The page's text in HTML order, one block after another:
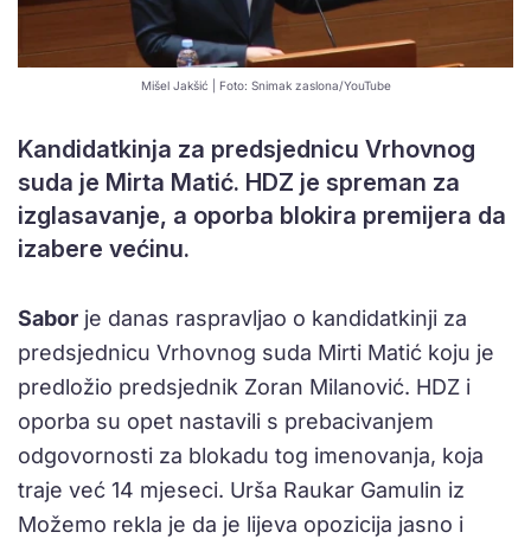
Mišel Jakšić | Foto: Snimak zaslona/YouTube
Kandidatkinja za predsjednicu Vrhovnog
suda je Mirta Matić. HDZ je spreman za
izglasavanje, a oporba blokira premijera da
izabere većinu.
Sabor je danas raspravljao o kandidatkinji za
predsjednicu Vrhovnog suda Mirti Matić koju je
predložio predsjednik Zoran Milanović. HDZ i
oporba su opet nastavili s prebacivanjem
odgovornosti za blokadu tog imenovanja, koja
traje već 14 mjeseci. Urša Raukar Gamulin iz
Možemo rekla je da je lijeva opozicija jasno i